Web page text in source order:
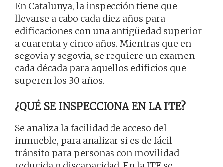
En Catalunya, la inspección tiene que
llevarse a cabo cada diez años para
edificaciones con una antigüedad superior
a cuarenta y cinco años. Mientras que en
segovia y segovia, se requiere un examen
cada década para aquellos edificios que
superen los 30 años.
¿QUÉ SE INSPECCIONA EN LA ITE?
Se analiza la facilidad de acceso del
inmueble, para analizar si es de fácil
tránsito para personas con movilidad